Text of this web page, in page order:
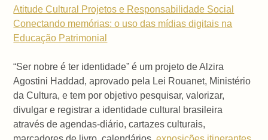
Atitude Cultural Projetos e Responsabilidade Social
Conectando memórias: o uso das mídias digitais na
Educação Patrimonial
“Ser nobre é ter identidade” é um projeto de Alzira
Agostini Haddad, aprovado pela Lei Rouanet, Ministério
da Cultura, e tem por objetivo pesquisar, valorizar,
divulgar e registrar a identidade cultural brasileira
através de agendas-diário, cartazes culturais,